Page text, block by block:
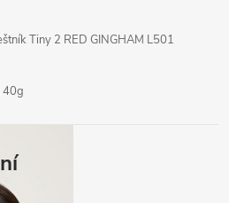
Tiny 2 RED GINGHAM L501
40g